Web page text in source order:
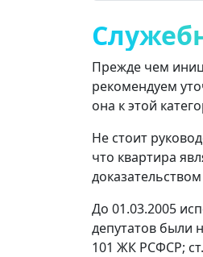
Прежде чем
рекомендуем
она к этой
Не стоит
что квартира
До 01.03.2005
депутатов были
101 ЖК РСФСР;